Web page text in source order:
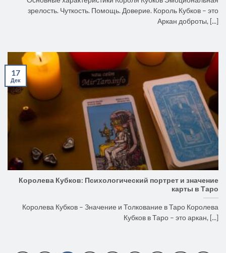
зрелость. Чуткость. Помощь. Доверие. Король Кубков – это
Аркан доброты, [...]
Королева Кубков: Психологический портрет и значение
карты в Таро
Королева Кубков – Значение и Толкование в Таро Королева
Кубков в Таро – это аркан, [...]
17
Дек